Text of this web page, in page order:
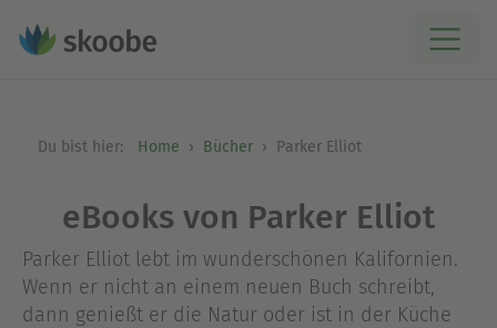
Du bist hier: Home Bücher Parker Elliot
eBooks von Parker Elliot
Parker Elliot lebt im wunderschönen Kalifornien.
Wenn er nicht an einem neuen Buch schreibt,
dann genießt er die Natur oder ist in der Küche